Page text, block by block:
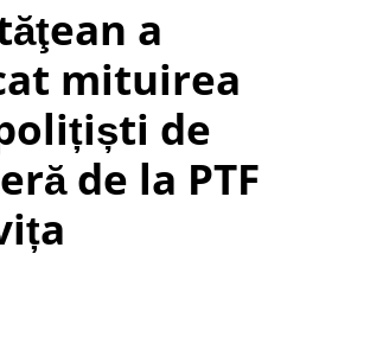
a
mituirea
de
de la PTF